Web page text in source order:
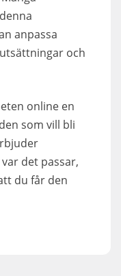
anpassa
och
online en
som vill bli
det passar,
du får den